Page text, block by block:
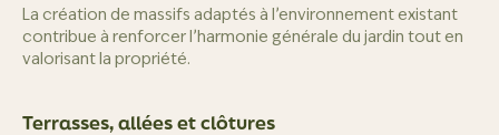
La création de massifs adaptés à l’environnement existant
contribue à renforcer l’harmonie générale du jardin tout en
valorisant la propriété.
Terrasses, allées et clôtures